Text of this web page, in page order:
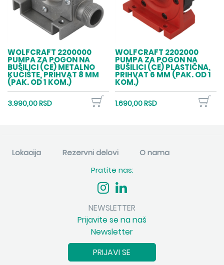
WOLFCRAFT 2200000
PUMPA ZA POGON NA
BUŠILICI (CE) METALNO
KUĆIŠTE, PRIHVAT 8 MM
(PAK. OD 1 KOM.)
3.990,00 RSD
WOLFCRAFT 2202000
PUMPA ZA POGON NA
BUŠILICI (CE) PLASTIČNA,
PRIHVAT 6 MM (PAK. OD 1
KOM.)
1.690,00 RSD
Lokacija Rezervni delovi
O nama
Pratite nas:
NEWSLETTER
Prijavite se na naš
Newsletter
PRIJAVI SE